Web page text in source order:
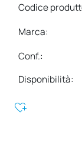
Codice
Marca:
Conf.:
Disponibilità:
heart_plus